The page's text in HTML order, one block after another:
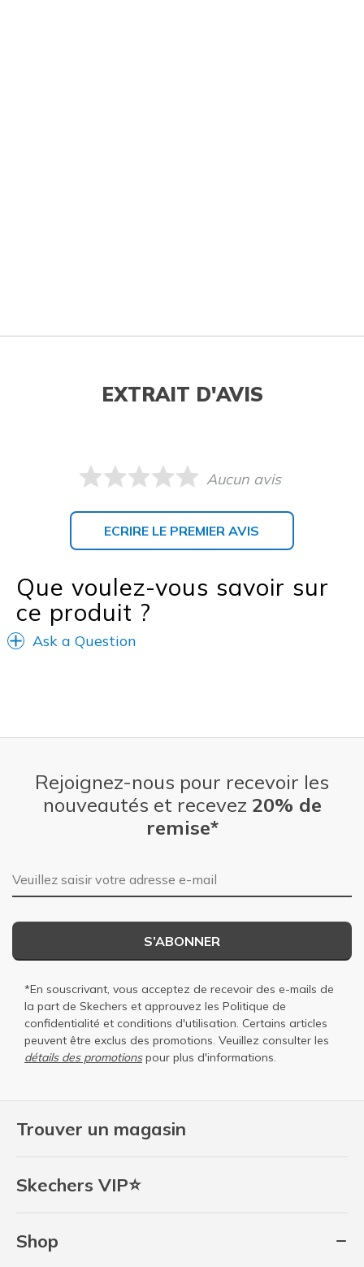
EXTRAIT D'AVIS
Aucun avis
ECRIRE LE PREMIER AVIS
Que voulez-vous savoir sur
ce produit ?
Ask a Question
Trouver un magasin
Skechers VIP⭐
Shop
Rejoignez-nous pour recevoir les
nouveautés et recevez 20% de
remise*
Adresse e-mail
S’ABONNER
*En souscrivant, vous acceptez de recevoir des e-mails de
la part de Skechers et approuvez les Politique de
confidentialité et conditions d'utilisation. Certains articles
peuvent être exclus des promotions. Veuillez consulter les
détails des promotionspour plus d'informations.